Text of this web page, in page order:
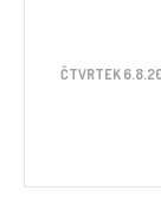
ČTVRTEK